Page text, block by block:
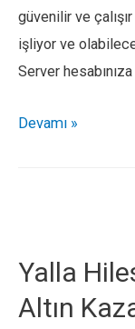
güvenilir ve
işliyor ve
Server
Game
Hilesi
2021
Devamı »
Yalla
Altın